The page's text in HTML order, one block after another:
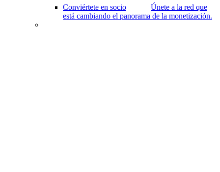
Conviértete en socio
Únete a la red que
está cambiando el panorama de la monetización.